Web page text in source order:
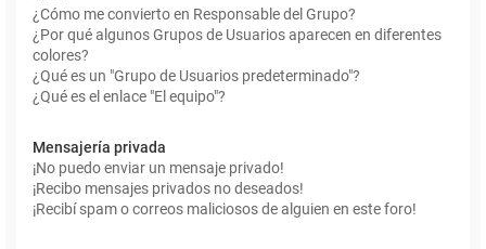
¿Cómo me convierto en Responsable del Grupo?
¿Por qué algunos Grupos de Usuarios aparecen en diferentes
colores?
¿Qué es un "Grupo de Usuarios predeterminado"?
¿Qué es el enlace "El equipo"?
Mensajería privada
¡No puedo enviar un mensaje privado!
¡Recibo mensajes privados no deseados!
¡Recibí spam o correos maliciosos de alguien en este foro!